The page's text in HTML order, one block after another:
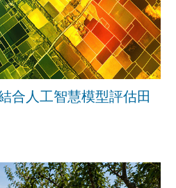
合人工智慧模型評估田